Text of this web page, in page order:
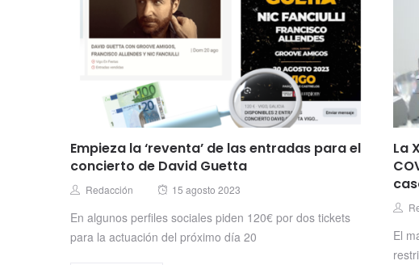
Empieza la ‘reventa’ de las entradas para el
concierto de David Guetta
Author
Redacción
Posted
15 agosto 2023
En algunos perfiles sociales piden 120€ por dos tickets
para la actuación del próximo día 20
La
El